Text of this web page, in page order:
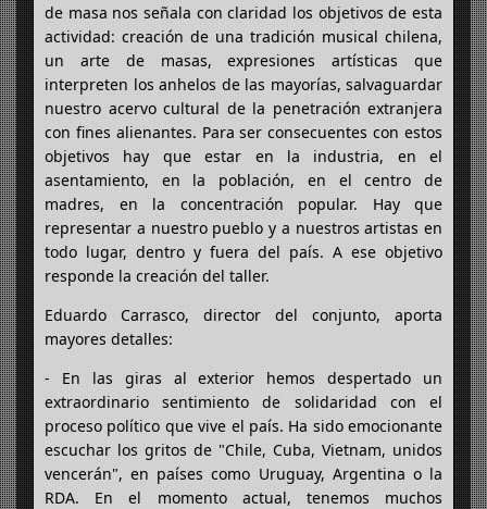
de masa nos señala con claridad los objetivos de esta
actividad: creación de una tradición musical chilena,
un arte de masas, expresiones artísticas que
interpreten los anhelos de las mayorías, salvaguardar
nuestro acervo cultural de la penetración extranjera
con fines alienantes. Para ser consecuentes con estos
objetivos hay que estar en la industria, en el
asentamiento, en la población, en el centro de
madres, en la concentración popular. Hay que
representar a nuestro pueblo y a nuestros artistas en
todo lugar, dentro y fuera del país. A ese objetivo
responde la creación del taller.
Eduardo Carrasco, director del conjunto, aporta
mayores detalles:
- En las giras al exterior hemos despertado un
extraordinario sentimiento de solidaridad con el
proceso político que vive el país. Ha sido emocionante
escuchar los gritos de "Chile, Cuba, Vietnam, unidos
vencerán", en países como Uruguay, Argentina o la
RDA. En el momento actual, tenemos muchos